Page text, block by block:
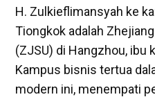
H. Zulkieflimansyah ke
Tiongkok adalah
(ZJSU) di Hangzhou, ibu
Kampus bisnis tertua
modern ini, menempati